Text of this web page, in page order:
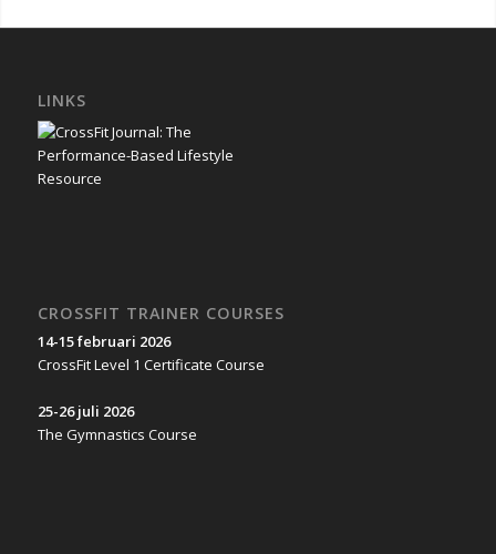
LINKS
CROSSFIT TRAINER COURSES
14-15 februari 2026
CrossFit Level 1 Certificate Course
25-26 juli 2026
The Gymnastics Course